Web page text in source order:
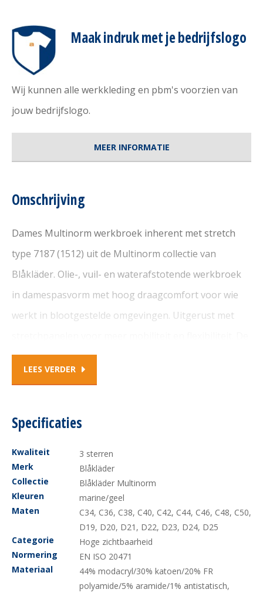
Maak indruk met je bedrijfslogo
Wij kunnen alle werkkleding en pbm's voorzien van
jouw bedrijfslogo.
MEER INFORMATIE
Omschrijving
Dames Multinorm werkbroek inherent met stretch
type 7187 (1512) uit de Multinorm collectie van
Blåkläder. Olie-, vuil- en waterafstotende werkbroek
in damespasvorm met hoog draagcomfort voor wie
werkt in blootgestelde omgevingen. Uitgerust met
stof is inherent met een hoge slijtvastheid.
Bijzonder geschikt voor bijvoorbeeld elektriciens en
volgens EN 14404, EN 1149-5, EN ISO 20471, EN ISO
11612, IEC 61482-2. Arc-klasse: 10,7 cal/cm² (van
toepassing op het stretchmateriaal). EN 14404: 2004 +
A1: 2010 samen met kniebeschermers 4027 en 4057.
Ook verkrijgbaar in herenmodel 1787.
FUNCTIONALITEIT:olie-, vuil- en waterafstotend
LEES VERDER
Specificaties
Kwaliteit
3 sterren
Merk
Blåkläder
Collectie
Blåkläder Multinorm
Kleuren
marine/geel
Maten
C34, C36, C38, C40, C42, C44, C46, C48, C50,
D19, D20, D21, D22, D23, D24, D25
Categorie
Hoge zichtbaarheid
Normering
EN ISO 20471
Materiaal
44% modacryl/30% katoen/20% FR
polyamide/5% aramide/1% antistatisch,